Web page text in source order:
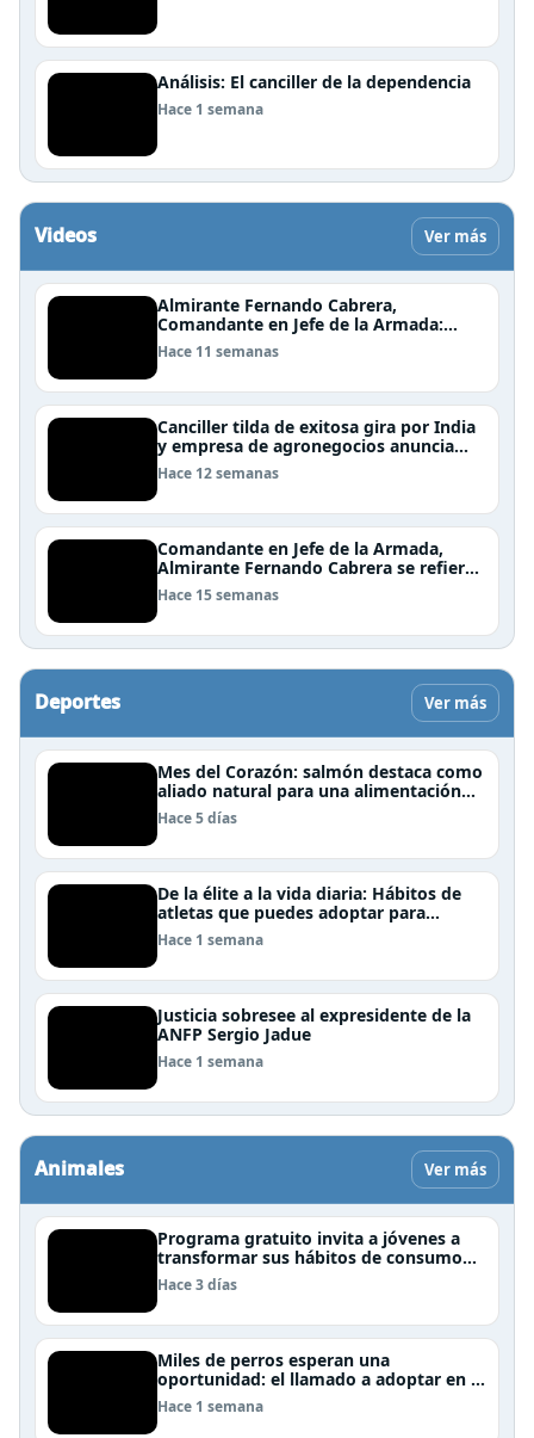
Análisis: El canciller de la dependencia
Hace 1 semana
Videos Ver más
Almirante Fernando Cabrera,
Comandante en Jefe de la Armada:
"Somos una nación Americana,
Polinésica y Antártica; bioceánica y
en el mar"
Hace 11 semanas
Canciller tilda de exitosa gira por India
y empresa de agronegocios anuncia
aumento de importaciones chilenas
Hace 12 semanas
Comandante en Jefe de la Armada,
Almirante Fernando Cabrera se refiere
al trabajo que realiza la Armada en
Rapa Nui
Hace 15 semanas
Deportes Ver más
Mes del Corazón: salmón destaca como
aliado natural para una alimentación
rica en Omega-3
Hace 5 días
De la élite a la vida diaria: Hábitos de
atletas que puedes adoptar para
mejorar tu rendimiento físico
Hace 1 semana
Justicia sobresee al expresidente de la
ANFP Sergio Jadue
Hace 1 semana
Animales Ver más
Programa gratuito invita a jóvenes a
transformar sus hábitos de consumo
cosmético, alimenticio y de moda
Hace 3 días
Miles de perros esperan una
oportunidad: el llamado a adoptar en el
Día Internacional del Perro Callejero
Hace 1 semana